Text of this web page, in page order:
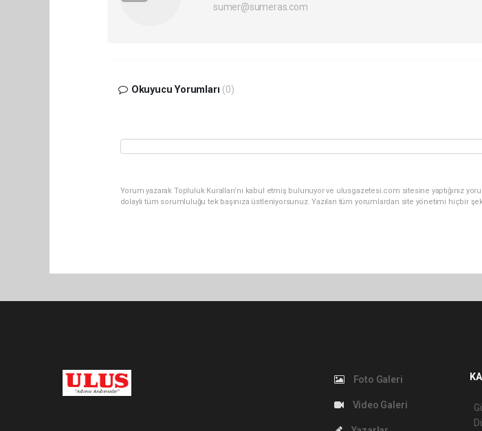
sumer@sumeras.com
Okuyucu Yorumları (0)
Yorum yazarak Topluluk Kuralları’nı kabul etmiş bulunuyor ve ulusgazetesi.com sitesine yaptığınız
dolaylı tüm sorumluluğu tek başınıza üstleniyorsunuz. Yazılan tüm yorumlardan site yönetimi hiçbir
Foto Galeri
Video Galeri